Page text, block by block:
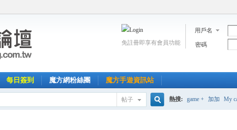
用戶名
密碼
免註冊即享有會員功能
每日簽到 魔方網粉絲團 魔方手遊資訊站
帖子 熱搜: game + 加加 My